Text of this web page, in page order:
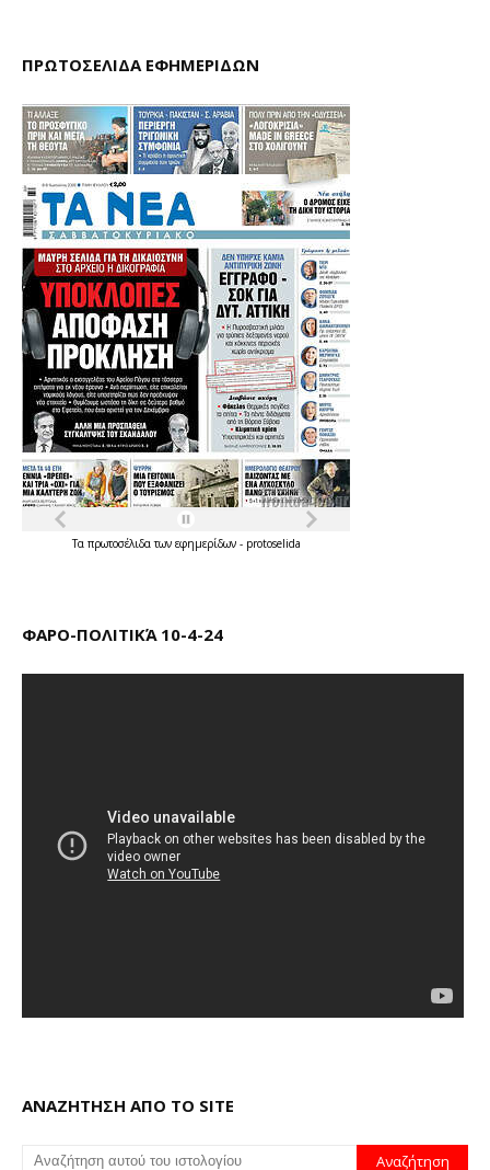
ΠΡΩΤΟΣΕΛΙΔΑ ΕΦΗΜΕΡΙΔΩΝ
Τα πρωτοσέλιδατων εφημερίδων - protoselida
ΦΑΡΟ-ΠΟΛΙΤΙΚΆ 10-4-24
ΑΝΑΖΗΤΗΣΗ ΑΠΟ ΤΟ SITE